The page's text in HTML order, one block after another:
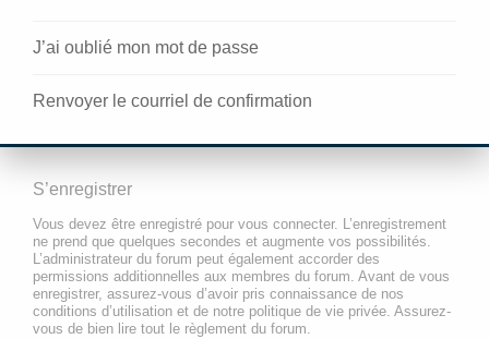
J’ai oublié mon mot de passe
Renvoyer le courriel de confirmation
S’enregistrer
Vous devez être enregistré pour vous connecter. L’enregistrement
ne prend que quelques secondes et augmente vos possibilités.
L’administrateur du forum peut également accorder des
permissions additionnelles aux membres du forum. Avant de vous
enregistrer, assurez-vous d’avoir pris connaissance de nos
conditions d’utilisation et de notre politique de vie privée. Assurez-
vous de bien lire tout le règlement du forum.